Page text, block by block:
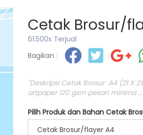
Cetak Brosur/
61.500x Terjual
Bagikan :
"Deskripsi Cetak Brosur A4 (21 X
artpaper 120 gsm pesan minima
Pilih Produk dan Bahan Cetak
Cetak Brosur/flayer A4